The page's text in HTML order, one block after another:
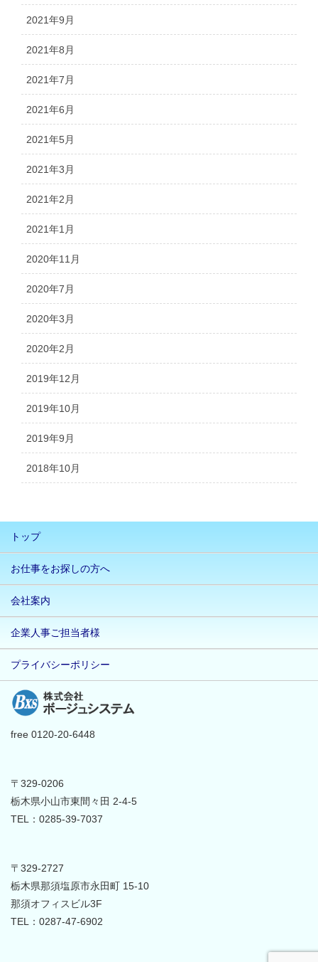
2021年9月
2021年8月
2021年7月
2021年6月
2021年5月
2021年3月
2021年2月
2021年1月
2020年11月
2020年7月
2020年3月
2020年2月
2019年12月
2019年10月
2019年9月
2018年10月
トップ
お仕事をお探しの方へ
会社案内
企業人事ご担当者様
プライバシーポリシー
free 0120-20-6448
〒329-0206
栃木県小山市東間々田 2-4-5
TEL：0285-39-7037
〒329-2727
栃木県那須塩原市永田町 15-10
那須オフィスビル3F
TEL：0287-47-6902